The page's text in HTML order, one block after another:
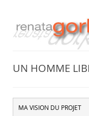
UN HOMME
MA VISION DU PROJET